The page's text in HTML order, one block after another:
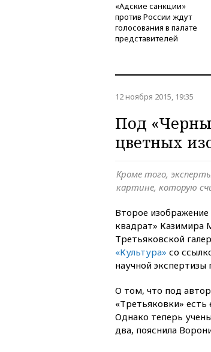
«Адские санкции»
против России ждут
голосования в палате
представителей
12 ноября 2015, 19:35
Под
цветных
Кроме того,
картине, которую
Второе
квадрат» Казимира
Третьяковской
«Культура» со
научной экспертизы
О том, что под
«Третьяковки»
Однако теперь
два, пояснила